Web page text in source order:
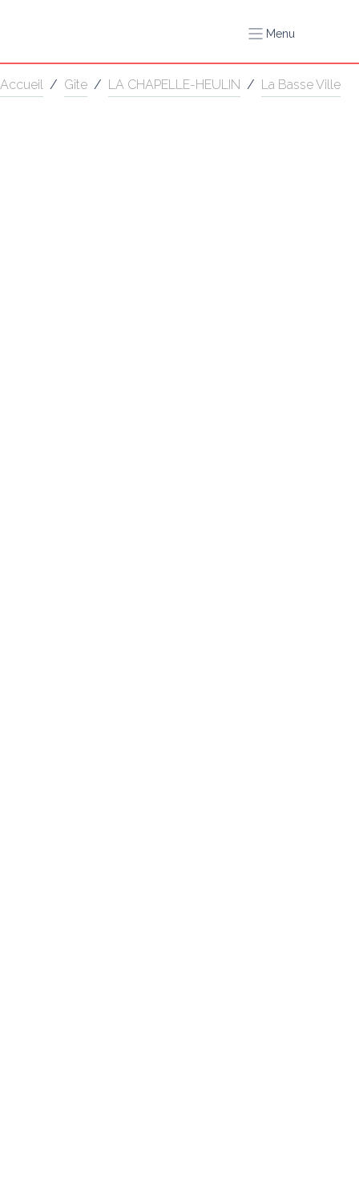
Menu
Accueil / Gîte / LA CHAPELLE-HEULIN / La Basse Ville